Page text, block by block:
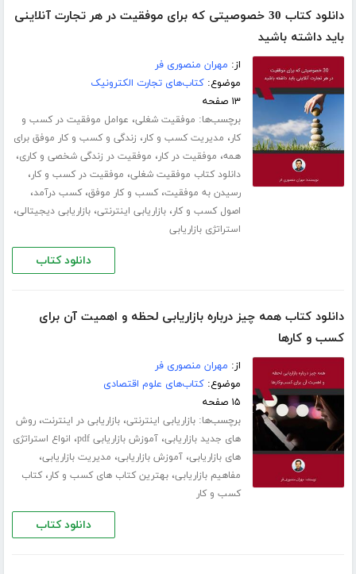
دانلود کتاب 30 خصوصیتی که برای موفقیت در هر تجارت آنلاینی
باید داشته باشید
از: مهران منصوری فر
موضوع:کتاب‌های تجارت الکترونیک
۱۳ صفحه
برچسب‌ها: موفقیت شغلی، عوامل موفقیت در کسب و
کار، مدیریت کسب و کار، زندگی و کسب و کار موفق برای
همه، موفقیت در کار، موفقیت در زندگی شخصی و کاری،
دانلود کتاب موفقیت شغلی، موفقیت در کسب و کار،
رسیدن به موفقیت،کسب و کار موفق،کسب درآمد،
اصول کسب و کار،بازاریابی اینترنتی،بازاریابی دیجیتالی،
استراتژی بازاریابی
دانلود کتاب
دانلود کتاب همه چیز درباره بازاریابی لحظه و اهمیت آن برای
کسب و‌ کارها
از: مهران منصوری فر
موضوع:کتاب‌های علوم اقتصادی
۱۵ صفحه
برچسب‌ها:بازاریابی اینترنتی،بازاریابی در اینترنت،روش
های جدید بازاریابی،آموزش بازاریابی pdf ، انواع استراتژی
های بازاریابی،آموزش بازاریابی، مدیریت بازاریابی،
مفاهیم بازاریابی،بهترین کتاب های کسب و کار،کتاب
کسب و کار
دانلود کتاب